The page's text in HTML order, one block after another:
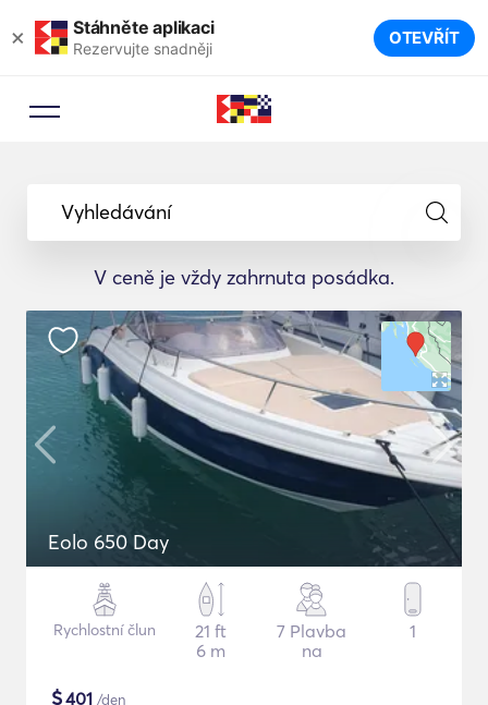
× Stáhněte aplikaci
Rezervujte snadněji OTEVŘÍT
Vyhledávání
V ceně je vždy zahrnuta posádka.
Eolo 650 Day
Rychlostní člun
21 ft
6 m
7 Plavba
na
1
$401 /den